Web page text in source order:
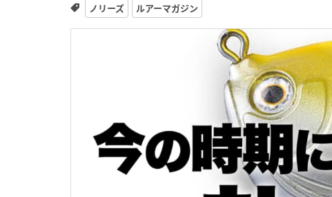
ノリーズ ルアーマガジン